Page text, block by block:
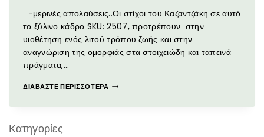
-μερινές απολαύσεις..Οι στίχοι του Καζαντζάκη σε αυτό
το ξύλινο κάδρο SKU: 2507, προτρέπουν στην
υιοθέτηση ενός λιτού τρόπου ζωής και στην
αναγνώριση της ομορφιάς στα στοιχειώδη και ταπεινά
πράγματα,…
ΔΙΑΒΆΣΤΕ ΠΕΡΙΣΣΌΤΕΡΑ
Κατηγορίες